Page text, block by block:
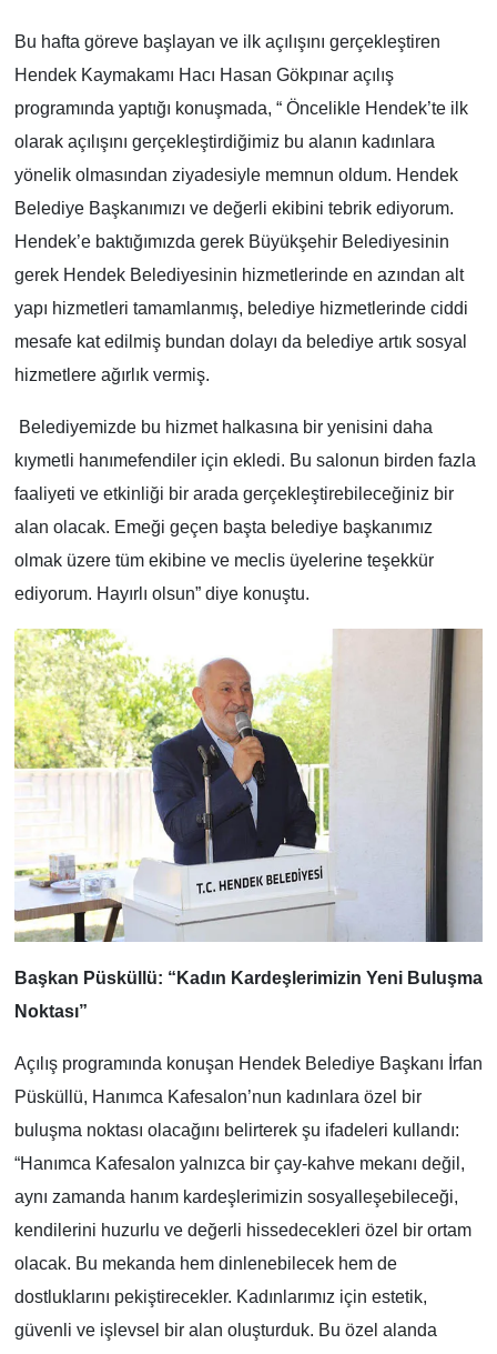
Bu hafta göreve başlayan ve ilk açılışını gerçekleştiren
Hendek Kaymakamı Hacı Hasan Gökpınar açılış
programında yaptığı konuşmada, “ Öncelikle Hendek’te ilk
olarak açılışını gerçekleştirdiğimiz bu alanın kadınlara
yönelik olmasından ziyadesiyle memnun oldum. Hendek
Belediye Başkanımızı ve değerli ekibini tebrik ediyorum.
Hendek’e baktığımızda gerek Büyükşehir Belediyesinin
gerek Hendek Belediyesinin hizmetlerinde en azından alt
yapı hizmetleri tamamlanmış, belediye hizmetlerinde ciddi
mesafe kat edilmiş bundan dolayı da belediye artık sosyal
hizmetlere ağırlık vermiş.
Belediyemizde bu hizmet halkasına bir yenisini daha
kıymetli hanımefendiler için ekledi. Bu salonun birden fazla
faaliyeti ve etkinliği bir arada gerçekleştirebileceğiniz bir
alan olacak. Emeği geçen başta belediye başkanımız
olmak üzere tüm ekibine ve meclis üyelerine teşekkür
ediyorum. Hayırlı olsun” diye konuştu.
Başkan Püsküllü: “Kadın Kardeşlerimizin Yeni Buluşma
Noktası”
Açılış programında konuşan Hendek Belediye Başkanı İrfan
Püsküllü, Hanımca Kafesalon’nun kadınlara özel bir
buluşma noktası olacağını belirterek şu ifadeleri kullandı:
“Hanımca Kafesalon yalnızca bir çay-kahve mekanı değil,
aynı zamanda hanım kardeşlerimizin sosyalleşebileceği,
kendilerini huzurlu ve değerli hissedecekleri özel bir ortam
olacak. Bu mekanda hem dinlenebilecek hem de
dostluklarını pekiştirecekler. Kadınlarımız için estetik,
güvenli ve işlevsel bir alan oluşturduk. Bu özel alanda